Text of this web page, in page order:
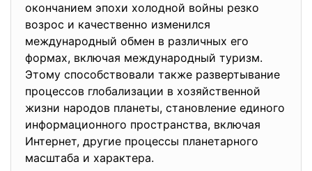
окончанием эпохи холодной войны резко
возрос и качественно изменился
международный обмен в различных его
формах, включая международный туризм.
Этому способствовали также развертывание
процессов глобализации в хозяйственной
жизни народов планеты, становление единого
информационного пространства, включая
Интернет, другие процессы планетарного
масштаба и характера.